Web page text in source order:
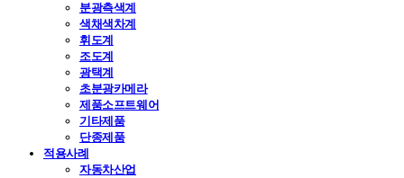
분광측색계
색채색차계
휘도계
조도계
광택계
초분광카메라
제품소프트웨어
기타제품
단종제품
적용사례
자동차산업